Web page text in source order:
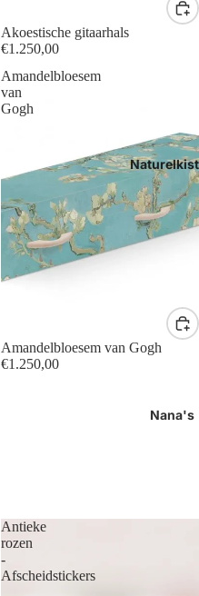
Nana's
Akoestische gitaarhals
€1.250,00
Amandelbloesem
van
Gogh
Amandelbloesem van Gogh
€1.250,00
Antieke
rozen
-
Afscheidstickers